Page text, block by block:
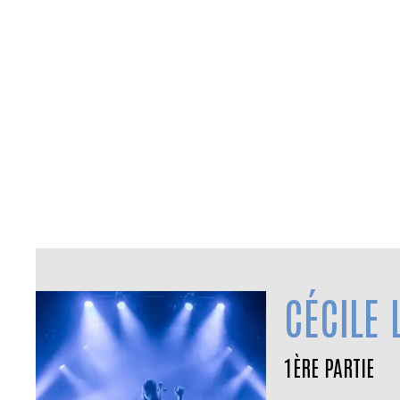
CÉCILE
1ÈRE PARTIE